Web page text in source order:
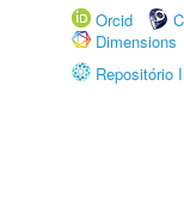
Orcid
Dimensions
Repositório